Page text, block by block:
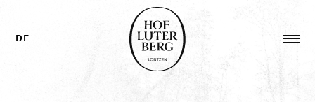
Zurück
zur
Homepage
DE